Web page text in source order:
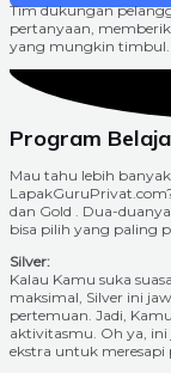
Tim dukungan
pertanyaan,
yang mungkin timbul.
Program
Mau tahu lebih
dan Gold . Dua-
bisa pilih yang paling
Silver:
Kalau Kamu suka
maksimal, Silver ini
pertemuan. Jadi,
aktivitasmu. Oh ya,
ekstra untuk meresapi